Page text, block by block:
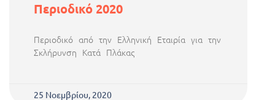
Περιοδικό 2020
Περιοδικό από την Ελληνική Εταιρία για την
Σκλήρυνση Κατά Πλάκας
25 Νοεμβρίου, 2020